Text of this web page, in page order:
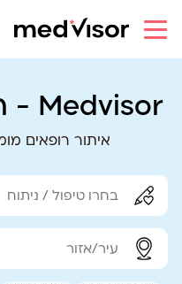
Medvisor - רופאים מומלצים
איתור רופאים